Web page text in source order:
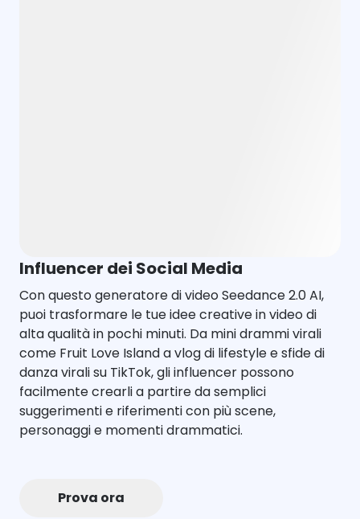
Influencer dei Social Media
Con questo generatore di video Seedance 2.0 AI,
puoi trasformare le tue idee creative in video di
alta qualità in pochi minuti. Da mini drammi virali
come Fruit Love Island a vlog di lifestyle e sfide di
danza virali su TikTok, gli influencer possono
facilmente crearli a partire da semplici
suggerimenti e riferimenti con più scene,
personaggi e momenti drammatici.
Prova ora